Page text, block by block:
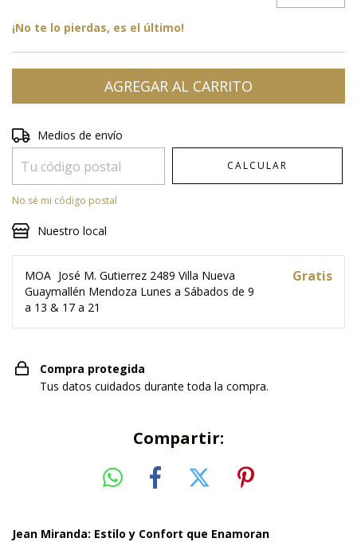
¡No te lo pierdas, es el último!
Entregas para el CP:
Medios de envío
CALCULAR
No sé mi código postal
Nuestro local
MOA José M. Gutierrez 2489 Villa Nueva
Guaymallén Mendoza Lunes a Sábados de 9
a 13 & 17 a 21
Gratis
Compra protegida
Tus datos cuidados durante toda la compra.
Compartir:
Jean Miranda: Estilo y Confort que Enamoran